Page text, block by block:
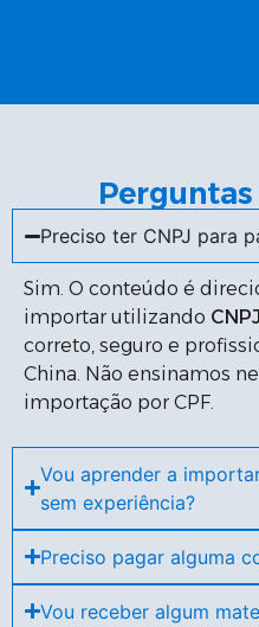
Preciso ter CNPJ para
Sim. O conteúdo é
importar utilizando CNPJ
correto, seguro e
China. Não ensinamos
importação por CPF.
Vou aprender a
sem experiência?
Preciso pagar alguma
Vou receber algum